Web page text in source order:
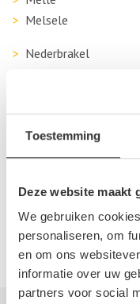
Toestemming
Deze website maakt
We gebruiken
personaliseren, om
en om ons
informatie over uw
partners voor social
Melsele
Nederbrakel
Sint-Lievens-Houtem
Sint-Niklaas
Temse
Wichelen
Zaffelare
Zele